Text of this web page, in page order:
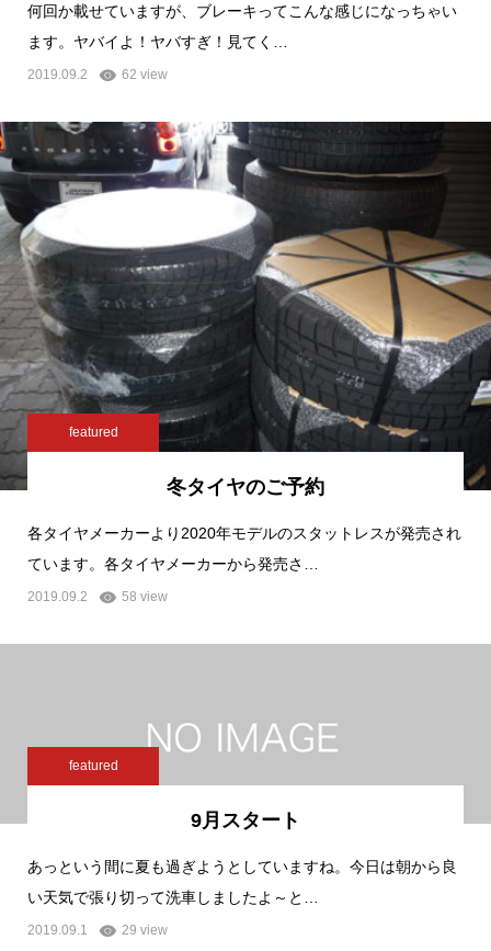
何回か載せていますが、ブレーキってこんな感じになっちゃい
ます。ヤバイよ！ヤバすぎ！見てく…
2019.09.2 62 view
featured
冬タイヤのご予約
各タイヤメーカーより2020年モデルのスタットレスが発売され
ています。各タイヤメーカーから発売さ…
2019.09.2 58 view
featured
9月スタート
あっという間に夏も過ぎようとしていますね。今日は朝から良
い天気で張り切って洗車しましたよ～と…
2019.09.1 29 view